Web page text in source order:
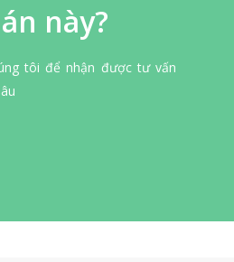
này?
tôi để nhận được tư vấn